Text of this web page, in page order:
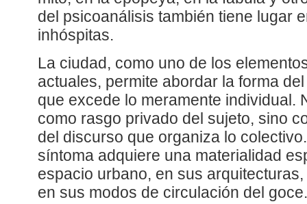
del psicoanálisis también tiene lugar
inhóspitas.
La ciudad, como uno de los
actuales, permite abordar la forma
que excede lo meramente individual.
como rasgo privado del sujeto, sino
del discurso que organiza lo
síntoma adquiere una materialidad
espacio urbano, en sus
en sus modos de circulación del goce.